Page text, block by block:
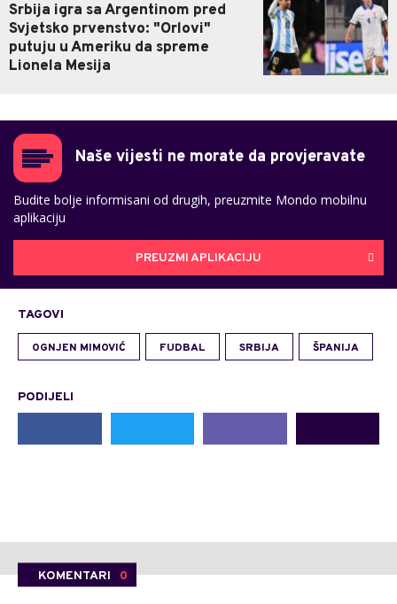
Srbija igra sa Argentinom pred
Svjetsko prvenstvo: "Orlovi"
putuju u Ameriku da spreme
Lionela Mesija
Naše vijesti ne morate da provjeravate
Budite bolje informisani od drugih, preuzmite Mondo mobilnu
aplikaciju
PREUZMI APLIKACIJU
TAGOVI
OGNJEN MIMOVIĆ FUDBAL SRBIJA ŠPANIJA
PODIJELI
KOMENTARI 0